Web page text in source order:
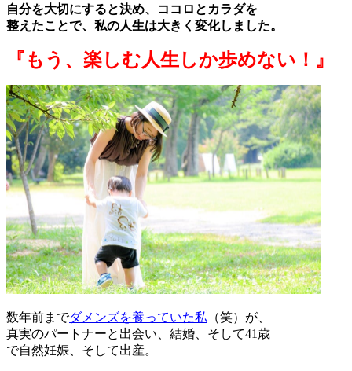
自分を大切にすると決め、ココロとカラダを
整えたことで、私の人生は大きく変化しました。
『もう、楽しむ人生しか歩めない！ 』
数年前までダメンズを養っていた私 （笑）が、
真実のパートナーと出会い、結婚、そして41歳
で自然妊娠、そして出産。